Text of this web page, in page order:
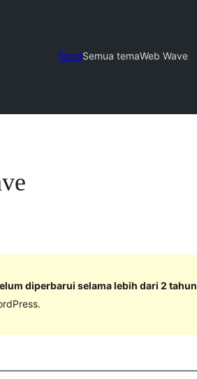
TemaSemua temaWeb Wave
diperbarui selama lebih dari 2 tahun